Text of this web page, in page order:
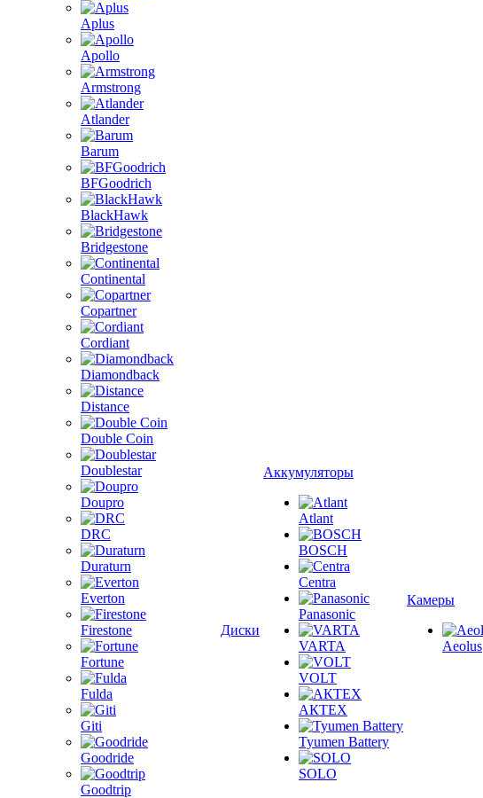
Aplus
Apollo
Armstrong
Atlander
Barum
BFGoodrich
BlackHawk
Bridgestone
Continental
Copartner
Cordiant
Diamondback
Distance
Double Coin
Doublestar
Doupro
DRC
Duraturn
Everton
Firestone
Fortune
Fulda
Giti
Goodride
Goodtrip
Диски
Аккумуляторы
Atlant
BOSCH
Centra
Panasonic
VARTA
VOLT
АКТЕХ
Tyumen Battery
SOLO
Камеры
Aeolus